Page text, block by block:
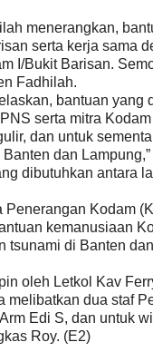
menerangkan,
serta kerja sama
I/Bukit Barisan.
Fadhilah.
bantuan yang
serta mitra Kodam
dan untuk
dan
dibutuhkan antara
Kodam
kemanusiaan
tsunami di Banten
oleh Letkol Kav
dua staf
Edi S, dan untuk
Roy. (E2)